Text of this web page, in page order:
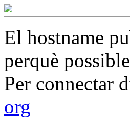
El hostname
perquè
Per connectar
org